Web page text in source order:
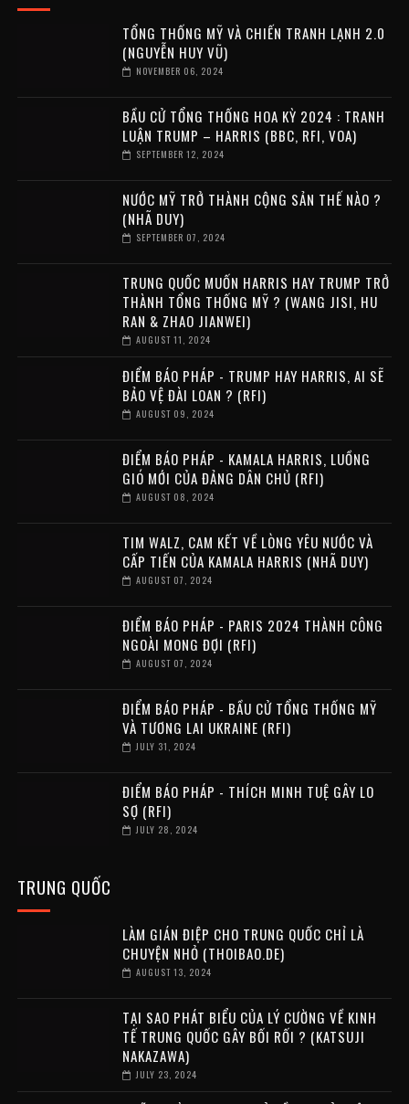
TỔNG THỐNG MỸ VÀ CHIẾN TRANH LẠNH 2.0
(NGUYỄN HUY VŨ)
NOVEMBER 06, 2024
BẦU CỬ TỔNG THỐNG HOA KỲ 2024 : TRANH
LUẬN TRUMP – HARRIS (BBC, RFI, VOA)
SEPTEMBER 12, 2024
NƯỚC MỸ TRỞ THÀNH CỘNG SẢN THẾ NÀO ?
(NHÃ DUY)
SEPTEMBER 07, 2024
TRUNG QUỐC MUỐN HARRIS HAY TRUMP TRỞ
THÀNH TỔNG THỐNG MỸ ? (WANG JISI, HU
RAN & ZHAO JIANWEI)
AUGUST 11, 2024
ĐIỂM BÁO PHÁP - TRUMP HAY HARRIS, AI SẼ
BẢO VỆ ĐÀI LOAN ? (RFI)
AUGUST 09, 2024
ĐIỂM BÁO PHÁP - KAMALA HARRIS, LUỒNG
GIÓ MỚI CỦA ĐẢNG DÂN CHỦ (RFI)
AUGUST 08, 2024
TIM WALZ, CAM KẾT VỀ LÒNG YÊU NƯỚC VÀ
CẤP TIẾN CỦA KAMALA HARRIS (NHÃ DUY)
AUGUST 07, 2024
ĐIỂM BÁO PHÁP - PARIS 2024 THÀNH CÔNG
NGOÀI MONG ĐỢI (RFI)
AUGUST 07, 2024
ĐIỂM BÁO PHÁP - BẦU CỬ TỔNG THỐNG MỸ
VÀ TƯƠNG LAI UKRAINE (RFI)
JULY 31, 2024
ĐIỂM BÁO PHÁP - THÍCH MINH TUỆ GÂY LO
SỢ (RFI)
JULY 28, 2024
TRUNG QUỐC
LÀM GIÁN ĐIỆP CHO TRUNG QUỐC CHỈ LÀ
CHUYỆN NHỎ (THOIBAO.DE)
AUGUST 13, 2024
TẠI SAO PHÁT BIỂU CỦA LÝ CƯỜNG VỀ KINH
TẾ TRUNG QUỐC GÂY BỐI RỐI ? (KATSUJI
NAKAZAWA)
JULY 23, 2024